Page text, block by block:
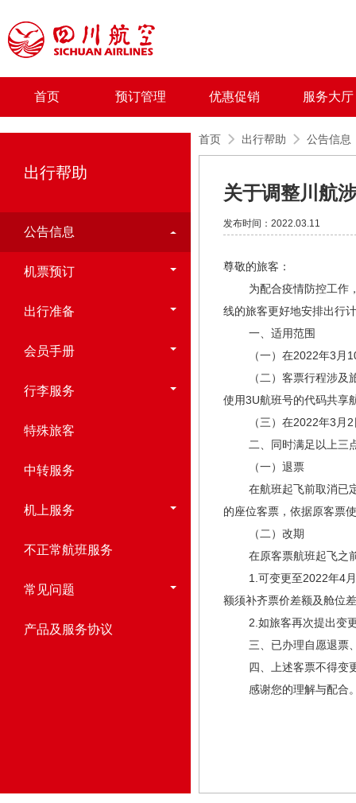
首页 预订管理 优惠促销 服务大厅
出行帮助
公告信息
机票预订
出行准备
会员手册
行李服务
特殊旅客
中转服务
机上服务
不正常航班服务
常见问题
产品及服务协议
首页 出行帮助 公告信息
关于调整川航
发布时间：2022.03.11
尊敬的旅客：
为配合疫情防控工作，
线的旅客更好地安排出行
一、适用范围
（一）在2022年3月10
（二）客票行程涉及旅
使用3U航班号的代码共享
（三）在2022年3月2
二、同时满足以上三点
（一）退票
在航班起飞前取消已定
的座位客票，依据原客票
（二）改期
在原客票航班起飞之前
1.可变更至2022年4月
额须补齐票价差额及舱位
2.如旅客再次提出变更
三、已办理自愿退票、
四、上述客票不得变更
感谢您的理解与配合